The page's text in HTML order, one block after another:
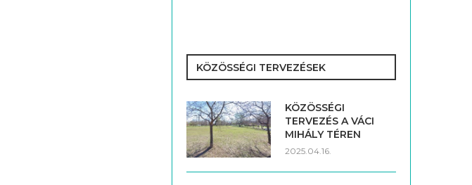
KÖZÖSSÉGI TERVEZÉSEK
KÖZÖSSÉGI
TERVEZÉS A VÁCI
MIHÁLY TÉREN
2025.04.16.